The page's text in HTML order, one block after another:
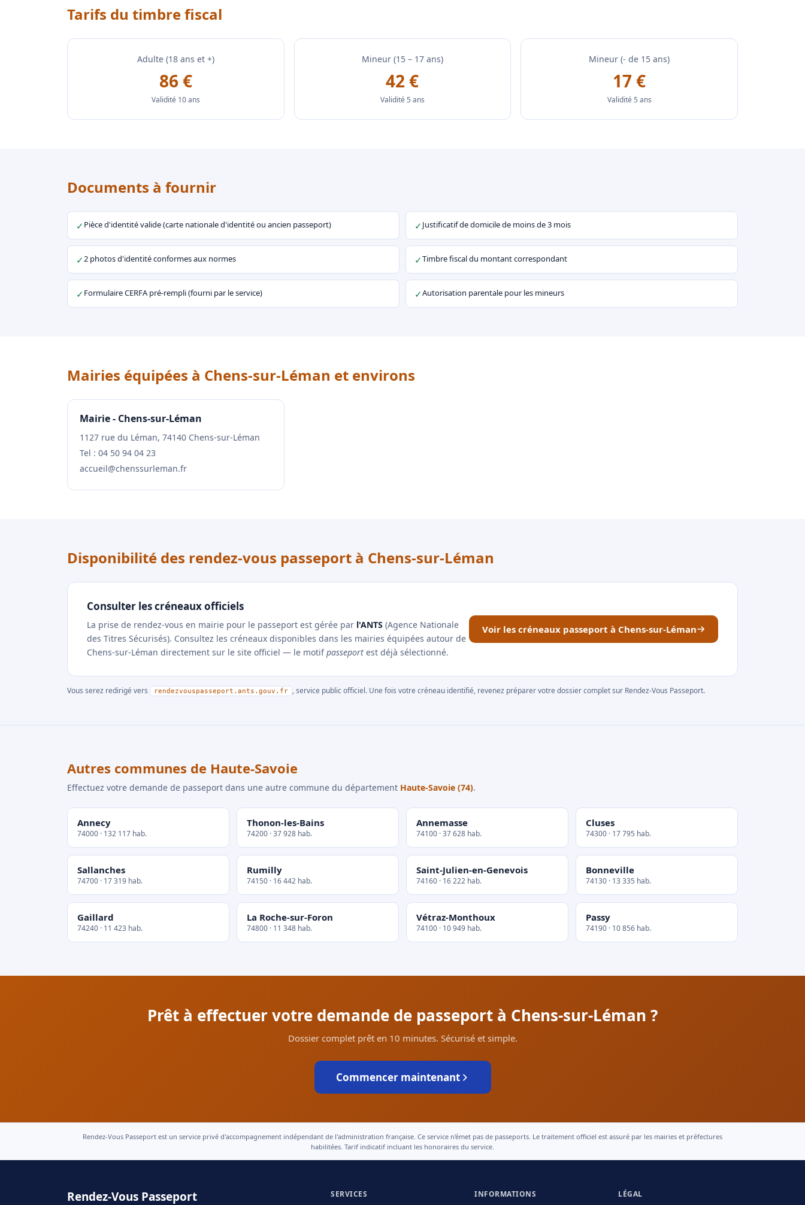
Tarifs du timbre fiscal
Adulte (18 ans et +)
86 €
Validité 10 ans
Mineur (15 – 17 ans)
42 €
Validité 5 ans
Mineur (- de 15 ans)
17 €
Validité 5 ans
Documents à fournir
✓ Pièce d'identité valide (carte nationale d'identité ou ancien passeport) ✓Justificatif de domicile de moins de 3 mois
✓2 photos d'identité conformes aux normes ✓Timbre fiscal du montant correspondant
✓ Formulaire CERFA pré-rempli (fourni par le service) ✓Autorisation parentale pour les mineurs
Mairies équipées à Chens-sur-Léman et environs
Mairie - Chens-sur-Léman
1127 rue du Léman, 74140 Chens-sur-Léman
Tel : 04 50 94 04 23
accueil@chenssurleman.fr
Disponibilité des rendez-vous passeport à Chens-sur-Léman
Consulter les créneaux officiels
La prise de rendez-vous en mairie pour le passeport est gérée par l'ANTS (Agence Nationale
des Titres Sécurisés). Consultez les créneaux disponibles dans les mairies équipées autour de
Chens-sur-Léman directement sur le site officiel — le motifpasseport est déjà sélectionné.
Voir les créneaux passeport à Chens-sur-Léman
Vous serez redirigé vers rendezvouspasseport.ants.gouv.fr , service public officiel. Une fois votre créneau identifié, revenez préparer votre dossier complet sur Rendez-Vous Passeport.
Autres communes de Haute-Savoie
Effectuez votre demande de passeport dans une autre commune du département Haute-Savoie (74).
Annecy
74000 · 132 117 hab.
Thonon-les-Bains
74200 · 37 928 hab.
Annemasse
74100 · 37 628 hab.
Cluses
74300 · 17 795 hab.
Sallanches
74700 · 17 319 hab.
Rumilly
74150 · 16 442 hab.
Saint-Julien-en-Genevois
74160 · 16 222 hab.
Bonneville
74130 · 13 335 hab.
Gaillard
74240 · 11 423 hab.
La Roche-sur-Foron
74800 · 11 348 hab.
Vétraz-Monthoux
74100 · 10 949 hab.
Passy
74190 · 10 856 hab.
Prêt à effectuer votre demande de passeport à Chens-sur-Léman ?
Dossier complet prêt en 10 minutes. Sécurisé et simple.
Commencer maintenant
Rendez-Vous Passeport est un service privé d'accompagnement indépendant de l'administration française. Ce service n'émet pas de passeports. Le traitement officiel est assuré par les mairies et préfectures
habilitées. Tarif indicatif incluant les honoraires du service.
Rendez-Vous Passeport SERVICES INFORMATIONS LÉGAL